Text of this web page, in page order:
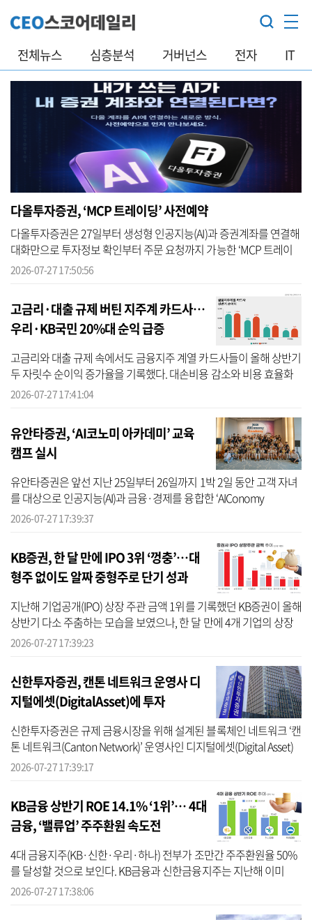
전체뉴스 심층분석 거버넌스 전자 IT
다올투자증권, ‘MCP 트레이딩’ 사전예약
다올투자증권은 27일부터 생성형 인공지능(AI)과 증권계좌를 연결해
대화만으로 투자정보 확인부터 주문 요청까지 가능한 ‘MCP 트레이
딩(MCP Trading)’ 서비스의 사전예약 신청을 받는다고 밝혔다.
2026-07-27 17:50:56
고금리·대출 규제 버틴 지주계 카드사…
우리·KB국민 20%대 순익 급증
고금리와 대출 규제 속에서도 금융지주 계열 카드사들이 올해 상반기
두 자릿수 순이익 증가율을 기록했다. 대손비용 감소와 비용 효율화
가 실적 개선을 이끈 가운데, 하반기에는 조달비용 부담과 건전성 관
2026-07-27 17:41:04
유안타증권, ‘AI코노미 아카데미’ 교육
캠프 실시
유안타증권은 앞선 지난 25일부터 26일까지 1박 2일 동안 고객 자녀
를 대상으로 인공지능(AI)과 금융·경제를 융합한 ‘AIConomy
Academy(에이아이코노미 아카데미)’ 1차수 교육 캠프를 개최했다고
2026-07-27 17:39:37
KB증권, 한 달 만에 IPO 3위 ‘껑충’…대
형주 없이도 알짜 중형주로 단기 성과
지난해 기업공개(IPO) 상장 주관 금액 1위를 기록했던 KB증권이 올해
상반기 다소 주춤하는 모습을 보였으나, 한 달 만에 4개 기업의 상장
주관을 성공시키며 순위를 세 계단 끌어올렸다. 이는 대형 IPO 한 건
2026-07-27 17:39:23
신한투자증권, 캔톤 네트워크 운영사 디
지털에셋(DigitalAsset)에 투자
신한투자증권은 규제 금융시장을 위해 설계된 블록체인 네트워크 ‘캔
톤 네트워크(Canton Network)’ 운영사인 디지털에셋(Digital Asset)
에 투자자로 참여했다고 27일 밝혔다. 이번 투자는 앤드리슨 호로위
2026-07-27 17:39:17
KB금융 상반기 ROE 14.1% ‘1위’… 4대
금융, ‘밸류업’ 주주환원 속도전
4대 금융지주(KB·신한·우리·하나) 전부가 조만간 주주환원율 50%
를 달성할 것으로 보인다. KB금융과 신한금융지주는 지난해 이미
50%를 넘겼고, 우리금융지주는 비과세 배당 효과를 포함한 실질 주
2026-07-27 17:38:06